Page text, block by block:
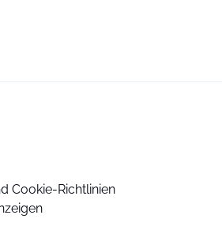
Cookie-Richtlinien